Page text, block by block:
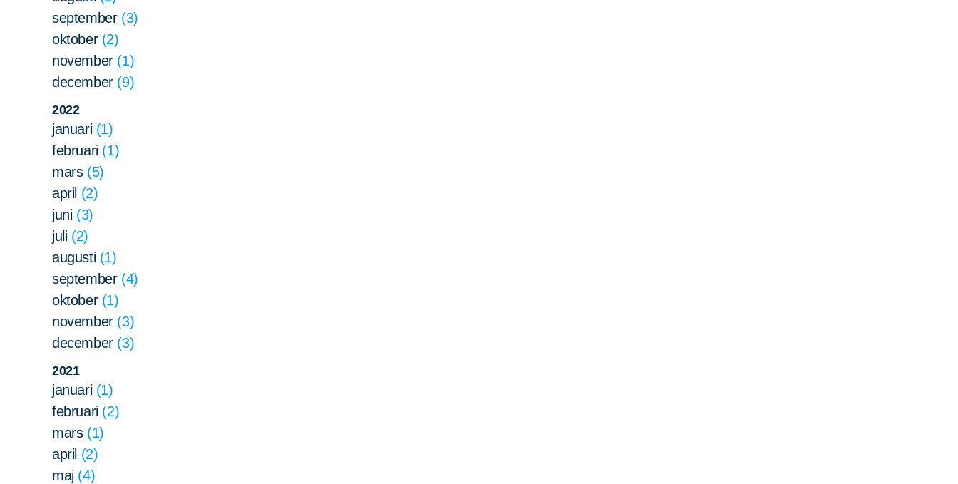
september 3
oktober 2
november 1
december 9
2022
januari 1
februari 1
mars 5
april
2
juni 3
juli 2
augusti 1
september 4
oktober 1
november 3
december 3
2021
januari 1
februari 2
mars 1
april
2
maj 4
Sök på sidan: